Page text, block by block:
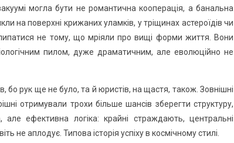
могла бути не романтична кооперація, а банальна
на поверхні крижаних уламків, у тріщинах астероїдів чи
не тому, що мріяли про вищі форми життя. Вони
пилом, дуже драматичним, але еволюційно не
бо рук ще не було, та й юристів, на щастя, також. Зовнішні
отримували трохи більше шансів зберегти структуру,
але ефективна логіка: крайні страждають, центральні
не аплодує. Типова історія успіху в космічному стилі.